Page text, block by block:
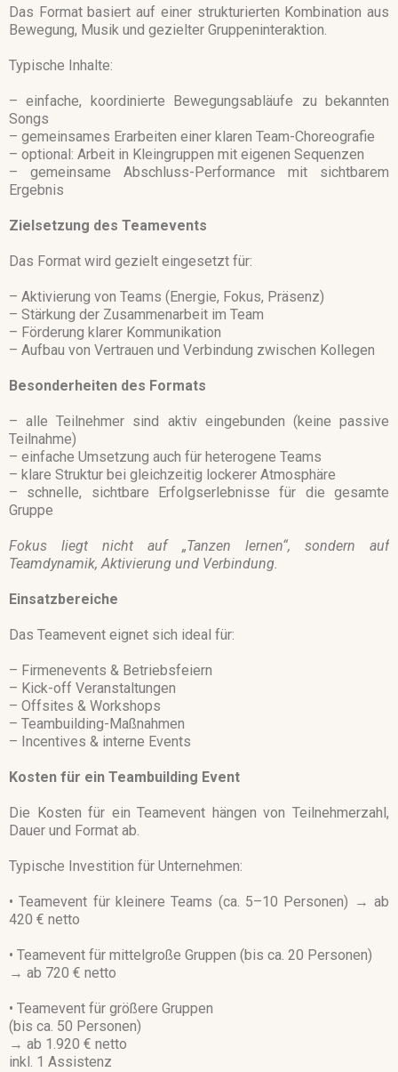
Das Format basiert auf einer strukturierten Kombination aus
Bewegung, Musik und gezielter Gruppeninteraktion.
Typische Inhalte:
– einfache, koordinierte Bewegungsabläufe zu bekannten
Songs
– gemeinsames Erarbeiten einer klaren Team-Choreografie
– optional: Arbeit in Kleingruppen mit eigenen Sequenzen
– gemeinsame Abschluss-Performance mit sichtbarem
Ergebnis
Zielsetzung des Teamevents
Das Format wird gezielt eingesetzt für:
– Aktivierung von Teams (Energie, Fokus, Präsenz)
– Stärkung der Zusammenarbeit im Team
– Förderung klarer Kommunikation
– Aufbau von Vertrauen und Verbindung zwischen Kollegen
Besonderheiten des Formats
– alle Teilnehmer sind aktiv eingebunden (keine passive
Teilnahme)
– einfache Umsetzung auch für heterogene Teams
– klare Struktur bei gleichzeitig lockerer Atmosphäre
– schnelle, sichtbare Erfolgserlebnisse für die gesamte
Gruppe
Fokus liegt nicht auf „Tanzen lernen“, sondern auf
Teamdynamik, Aktivierung und Verbindung.
Einsatzbereiche
Das Teamevent eignet sich ideal für:
– Firmenevents & Betriebsfeiern
– Kick-off Veranstaltungen
– Offsites & Workshops
– Teambuilding-Maßnahmen
– Incentives & interne Events
Kosten für ein Teambuilding Event
Die Kosten für ein Teamevent hängen von Teilnehmerzahl,
Dauer und Format ab.
Typische Investition für Unternehmen:
• Teamevent für kleinere Teams (ca. 5–10 Personen) → ab
420 € netto
• Teamevent für mittelgroße Gruppen (bis ca. 20 Personen)
→ ab 720 € netto
• Teamevent für größere Gruppen
(bis ca. 50 Personen)
→ ab 1.920 € netto
inkl. 1 Assistenz